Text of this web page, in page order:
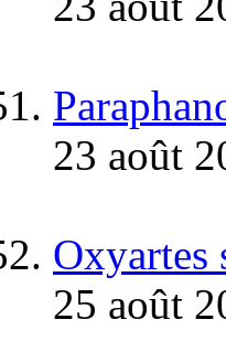
23 août
Oxyartes
25 août